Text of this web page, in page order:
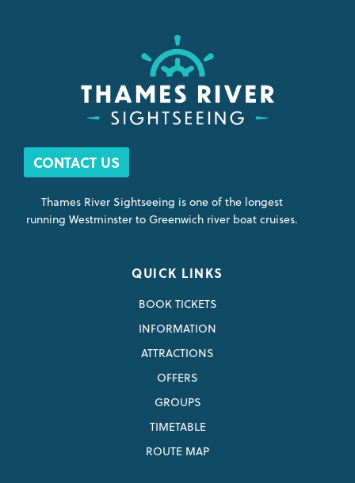
CONTACT US
Thames River Sightseeing is one of the longest
running Westminster to Greenwich river boat cruises.
QUICK LINKS
BOOK TICKETS
INFORMATION
ATTRACTIONS
OFFERS
GROUPS
TIMETABLE
ROUTE MAP